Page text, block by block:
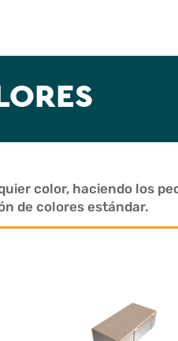
color, haciendo los
de colores estándar.